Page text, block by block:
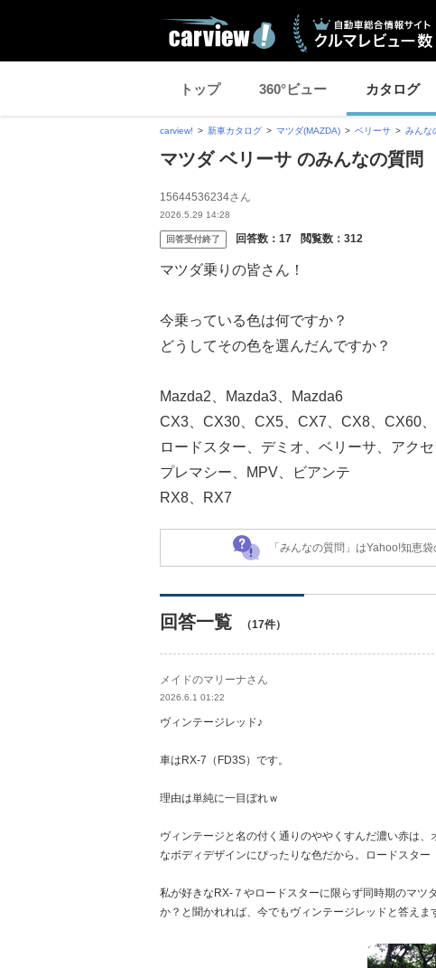
トップ 360°ビュー カタログ
carview! 新車カタログ マツダ(MAZDA) ベリーサ みんな
マツダ ベリーサ のみんなの質問
15644536234さん
2026.5.29 14:28
回答受付終了 回答数： 17 閲覧数： 312
マツダ乗りの皆さん！
今乗っている色は何ですか？
どうしてその色を選んだんですか？
Mazda2、Mazda3、Mazda6
CX3、CX30、CX5、CX7、CX8、CX60
ロードスター、デミオ、ベリーサ、アク
プレマシー、MPV、ビアンテ
RX8、RX7
「みんなの質問」はYahoo!知恵
回答一覧 （17件）
メイドのマリーナさん
2026.6.1 01:22
ヴィンテージレッド♪
車はRX-7（FD3S）です。
理由は単純に一目ぼれｗ
ヴィンテージと名の付く通りのややくすんだ濃い赤は
なボディデザインにぴったりな色だから。ロードスター
私が好きなRX-７やロードスターに限らず同時期のマ
か？と聞かれれば、今でもヴィンテージレッドと答えま